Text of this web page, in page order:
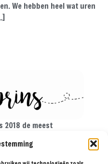
We hebben heel wat uren
2018 de meest
en
gerust hart op reis!